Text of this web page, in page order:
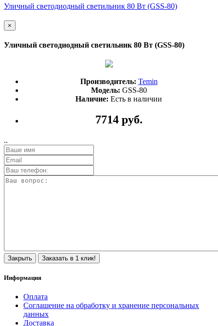
Уличный светодиодный светильник 80 Вт (GSS-80)
×
Уличный светодиодный светильник 80 Вт (GSS-80)
Производитель: Temin
Модель: GSS-80
Наличие: Есть в наличии
7714 руб.
..
Закрыть Заказать в 1 клик!
Информация
Оплата
Соглашение на обработку и хранение персональных
данных
Доставка